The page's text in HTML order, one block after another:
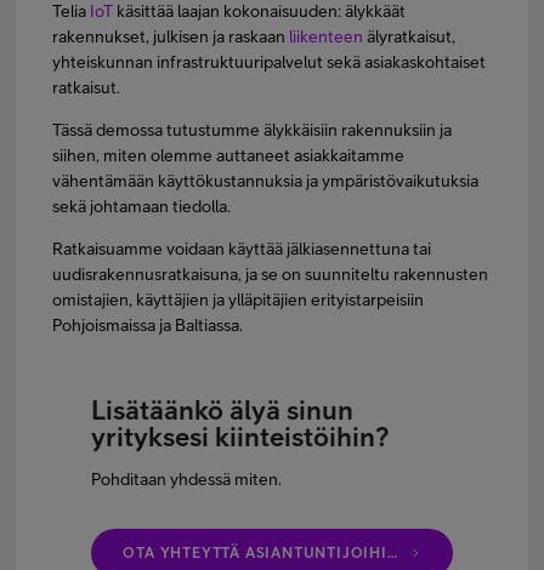
Telia IoT käsittää laajan kokonaisuuden: älykkäät
rakennukset, julkisen ja raskaan liikenteen älyratkaisut,
yhteiskunnan infrastruktuuripalvelut sekä asiakaskohtaiset
ratkaisut.
Tässä demossa tutustumme älykkäisiin rakennuksiin ja
siihen, miten olemme auttaneet asiakkaitamme
vähentämään käyttökustannuksia ja ympäristövaikutuksia
sekä johtamaan tiedolla.
Ratkaisuamme voidaan käyttää jälkiasennettuna tai
uudisrakennusratkaisuna, ja se on suunniteltu rakennusten
omistajien, käyttäjien ja ylläpitäjien erityistarpeisiin
Pohjoismaissa ja Baltiassa.
Lisätäänkö älyä sinun
yrityksesi kiinteistöihin?
Pohditaan yhdessä miten.
OTA YHTEYTTÄ ASIANTUNTIJOIHIMME